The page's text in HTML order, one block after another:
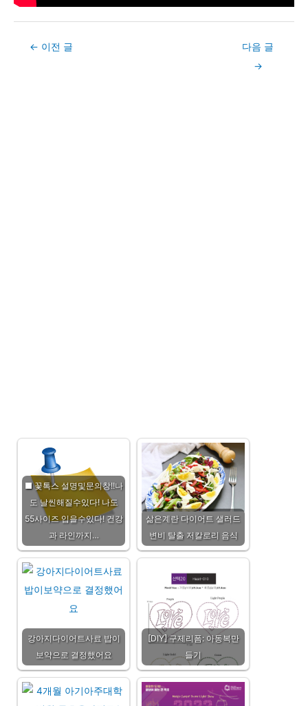
Post← 이전 글
다음 글
→
■ 꽃톡스 설명및문의창!!나
도 날씬해질수있다! 나도
55사이즈 입을수있다! 건강
과 라인까지…
삶은계란 다이어트 샐러드
변비 탈출 저칼로리 음식
강아지다이어트사료 밥이
보약으로 결정했어요
[DIY] 구제리폼: 아동복만
들기